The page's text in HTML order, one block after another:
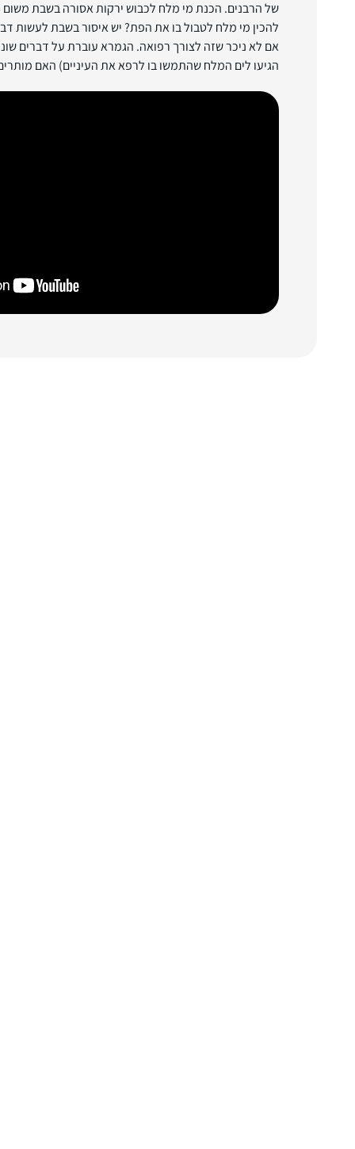
של הרבנים. הכנת מי מלח לכבוש ירקות אסורה בשבת
להכין מי מלח לטבול בו את הפת? יש איסור בשבת לעשות
אם לא ניכר שזה לצורך רפואה. הגמרא עוברת על דברים
הגיעו לים המלח שהתמשו בו לרפא את העיניים) האם